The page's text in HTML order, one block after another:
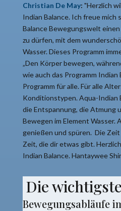
Christian De May: "Herzlich
Indian Balance. Ich freue mich
Balance Bewegungswelt
zu dürfen, mit dem
Wasser. Dieses Programm
„Den Körper bewegen,
wie auch das Programm Indian
Programm für alle. Für alle
Konditionstypen. Aqua-Indian
die Entspannung, die Atmung
Bewegen im Element Wasser.
genießen und spüren. Die Zeit
Zeit, die dir etwas gibt.
Indian Balance. Hantaywee
Die
Bewegungsabläufe